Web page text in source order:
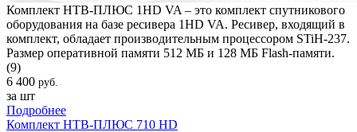
Комплект НТВ-ПЛЮС 1HD VA – это комплект спутникового
оборудования на базе ресивера 1HD VA. Ресивер, входящий в
комплект, обладает производительным процессором STiH-237.
Размер оперативной памяти 512 МБ и 128 МБ Flash-памяти.
(9)
6 400 руб.
за шт
Подробнее
Комплект НТВ-ПЛЮС 710 HD